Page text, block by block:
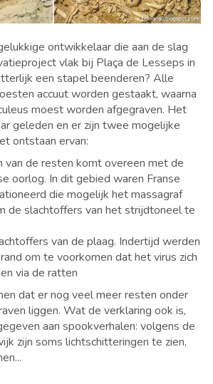
ontwikkelaar die aan de slag
vlak bij Plaça de Lesseps in
een stapel beenderen? Alle
accuut worden gestaakt, waarna
moest worden afgegraven. Het
geleden en er zijn twee mogelijke
ontstaan ervan:
van de resten komt overeen met de
oorlog. In dit gebied waren Franse
die mogelijk het massagraf
de slachtoffers van het strijdtoneel te
van de plaag. Indertijd werden
om te voorkomen dat het virus zich
via de ratten
dat er nog veel meer resten onder
liggen. Wat de verklaring ook is,
aan spookverhalen: volgens de
zijn soms lichtschitteringen te zien,